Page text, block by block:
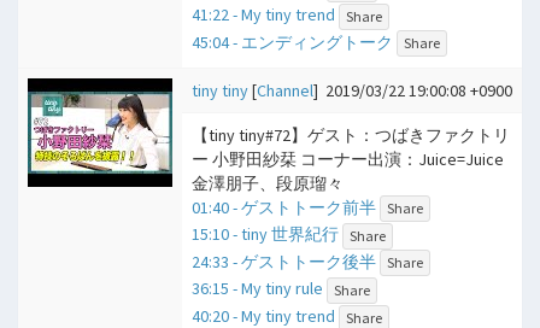
41:22 - My tiny trend Share
45:04 - エンディングトーク Share
tiny tiny[Channel] 2019/03/22 19:00:08 +0900
【tiny tiny#72】ゲスト：つばきファクトリ
ー 小野田紗栞 コーナー出演：Juice=Juice
金澤朋子、段原瑠々
01:40 - ゲストトーク前半 Share
15:10 - tiny 世界紀行 Share
24:33 - ゲストトーク後半 Share
36:15 - My tiny rule Share
40:20 - My tiny trend Share